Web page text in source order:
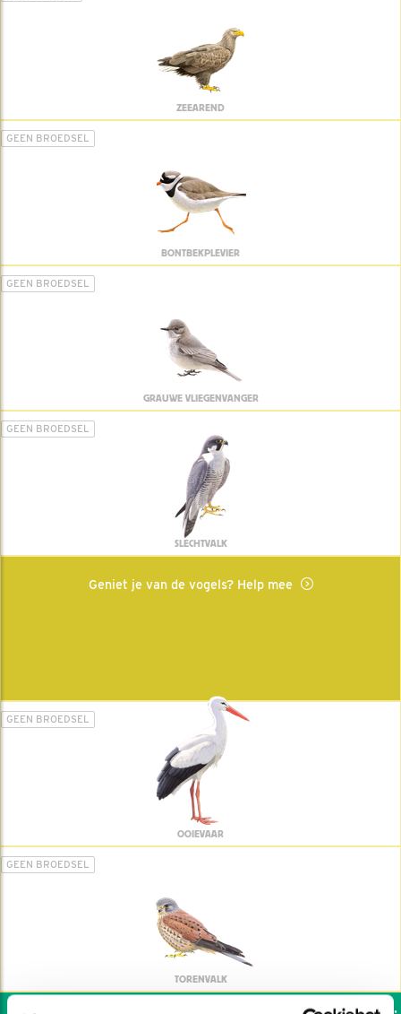
ZEEAREND
GEEN BROEDSEL
BONTBEKPLEVIER
GEEN BROEDSEL
GRAUWE VLIEGENVANGER
GEEN BROEDSEL
SLECHTVALK
Geniet je van de vogels? Help mee
GEEN BROEDSEL
OOIEVAAR
GEEN BROEDSEL
TORENVALK